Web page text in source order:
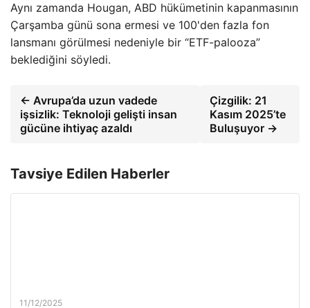
Aynı zamanda Hougan, ABD hükümetinin kapanmasının
Çarşamba günü sona ermesi ve 100'den fazla fon
lansmanı görülmesi nedeniyle bir “ETF-palooza”
beklediğini söyledi.
← Avrupa’da uzun vadede
işsizlik: Teknoloji gelişti insan
gücüne ihtiyaç azaldı
Çizgilik: 21
Kasım 2025’te
Buluşuyor →
Tavsiye Edilen Haberler
11/12/2025